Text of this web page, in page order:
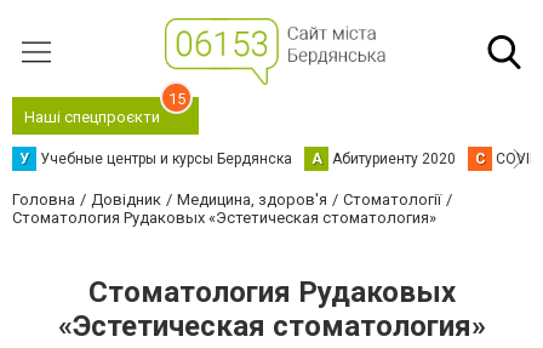
Наші спецпроєкти
15
У Учебные центры и курсы Бердянска А Абитуриенту 2020 C
Головна Довідник Медицина, здоров'я
Стоматології
Стоматология Рудаковых «Эстетическая стоматология»
Стоматология Рудаковых
«Эстетическая стоматология»